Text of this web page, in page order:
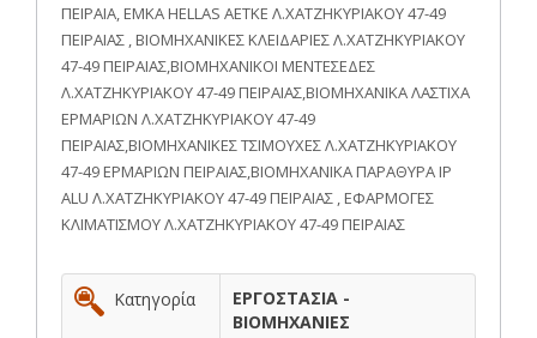
ΠΕΙΡΑΙΑ, ΕΜΚΑ HELLAS ΑΕΤΚΕ Λ.ΧΑΤΖΗΚΥΡΙΑΚΟΥ 47-49
ΠΕΙΡΑΙΑΣ , ΒΙΟΜΗΧΑΝΙΚΕΣ ΚΛΕΙΔΑΡΙΕΣ Λ.ΧΑΤΖΗΚΥΡΙΑΚΟΥ
47-49 ΠΕΙΡΑΙΑΣ,ΒΙΟΜΗΧΑΝΙΚΟΙ ΜΕΝΤΕΣΕΔΕΣ
Λ.ΧΑΤΖΗΚΥΡΙΑΚΟΥ 47-49 ΠΕΙΡΑΙΑΣ,ΒΙΟΜΗΧΑΝΙΚΑ ΛΑΣΤΙΧΑ
ΕΡΜΑΡΙΩΝ Λ.ΧΑΤΖΗΚΥΡΙΑΚΟΥ 47-49
ΠΕΙΡΑΙΑΣ,ΒΙΟΜΗΧΑΝΙΚΕΣ ΤΣΙΜΟΥΧΕΣ Λ.ΧΑΤΖΗΚΥΡΙΑΚΟΥ
47-49 ΕΡΜΑΡΙΩΝ ΠΕΙΡΑΙΑΣ,ΒΙΟΜΗΧΑΝΙΚΑ ΠΑΡΑΘΥΡΑ IP
ALU Λ.ΧΑΤΖΗΚΥΡΙΑΚΟΥ 47-49 ΠΕΙΡΑΙΑΣ , ΕΦΑΡΜΟΓΕΣ
ΚΛΙΜΑΤΙΣΜΟΥ Λ.ΧΑΤΖΗΚΥΡΙΑΚΟΥ 47-49 ΠΕΙΡΑΙΑΣ
Κατηγορία
ΕΡΓΟΣΤΑΣΙΑ -
ΒΙΟΜΗΧΑΝΙΕΣ